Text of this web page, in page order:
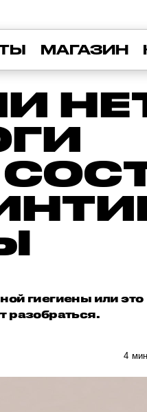
МАГАЗИН
гиегиены или это
разобраться.
4 мин